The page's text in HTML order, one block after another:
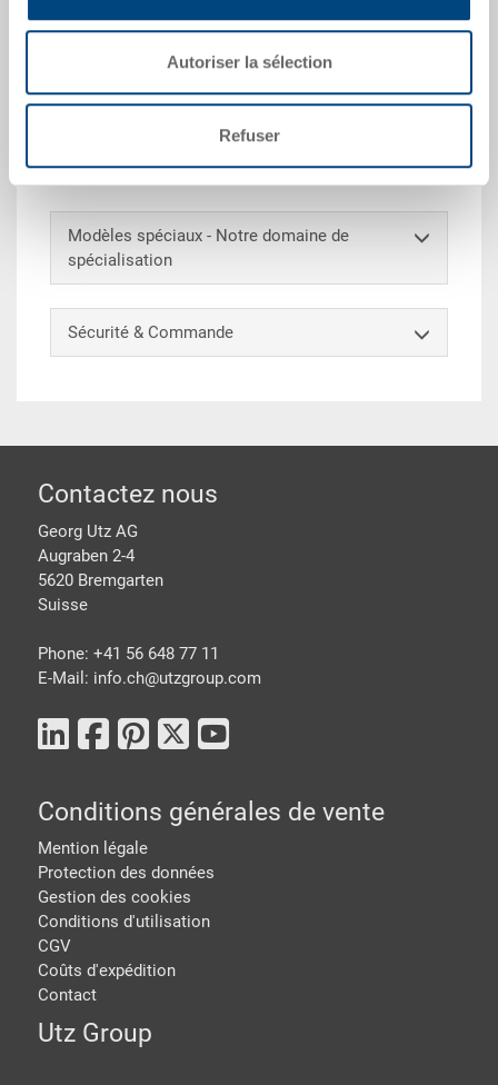
Autoriser la sélection
Refuser
600x400x420 mm, int. 565x365x405 mm, 83.5 l, parois
pleines, fond double plein, 2 poignées trous et 2
horizontale ouvertes, pinces à étiquettes inttégrées
sur tous les côtés, coins à pincer 50 mm
Modèles spéciaux - Notre domaine de
spécialisation
Sécurité & Commande
pied de page
Contactez nous
Georg Utz AG
Augraben 2-4
5620 Bremgarten
Suisse
Phone: +41 56 648 77 11
E-Mail: info.ch@utzgroup.com
Conditions générales de vente
Mention légale
Protection des données
Gestion des cookies
Conditions d'utilisation
CGV
Coûts d'expédition
Contact
Utz Group